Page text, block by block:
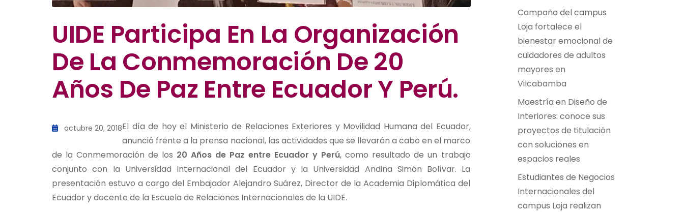
UIDE Participa En La Organización
De La Conmemoración De 20
Años De Paz Entre Ecuador Y Perú.
octubre 20, 2018El día de hoy el Ministerio de Relaciones Exteriores y Movilidad Humana del Ecuador,
anunció frente a la prensa nacional, las actividades que se llevarán a cabo en el marco
de la Conmemoración de los 20 Años de Paz entre Ecuador y Perú, como resultado de un trabajo
conjunto con la Universidad Internacional del Ecuador y la Universidad Andina Simón Bolívar. La
presentación estuvo a cargo del Embajador Alejandro Suárez, Director de la Academia Diplomática del
Ecuador y docente de la Escuela de Relaciones Internacionales de la UIDE.
Campaña del campus
Loja fortalece el
bienestar emocional de
cuidadores de adultos
mayores en
Vilcabamba
Maestría en Diseño de
Interiores: conoce sus
proyectos de titulación
con soluciones en
espacios reales
Estudiantes de Negocios
Internacionales del
campus Loja realizan